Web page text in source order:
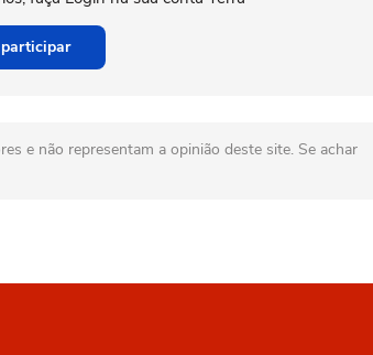
e não representam a opinião deste site. Se achar